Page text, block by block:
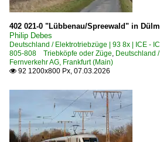
6 101 BR 101
6 101 BR 101 Lokportraits
6 101 BR 101 Werbeloks
6 120 BR 120.1
6 146 BR 146 ·Traxx AC1/2·
6 146 BR 146 ·Traxx AC1/
6 146 BR 146.5 ·Traxx AC2·
402 021-0 "Lübbenau/Spreewald" in
Philip Debes
Deutschland / Elektrotriebzüge | 93 8x | ICE -
805-808 Triebköpfe oder Züge, Deutschland
Fernverkehr AG, Frankfurt (Main)
 92 1200x800 Px, 07.03.2026